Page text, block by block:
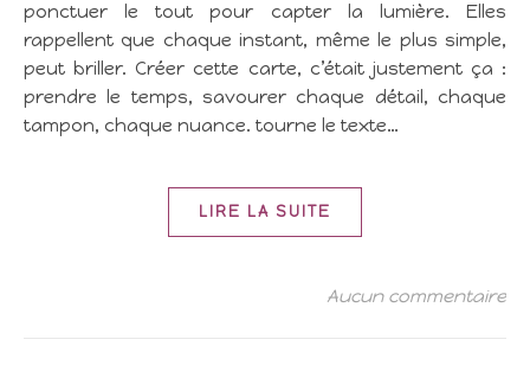
ponctuer le tout pour capter la lumière. Elles
rappellent que chaque instant, même le plus simple,
peut briller. Créer cette carte, c’était justement ça :
prendre le temps, savourer chaque détail, chaque
tampon, chaque nuance. tourne le texte…
LIRE LA SUITE
Aucun commentaire